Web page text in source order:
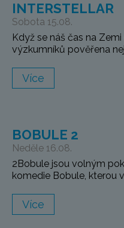
INTERSTELLAR
Sobota 15.08.
Když se náš čas na
výzkumníků pověřena
Více
BOBULE 2
Neděle 16.08.
2Bobule jsou volným
komedie Bobule, kterou
Více